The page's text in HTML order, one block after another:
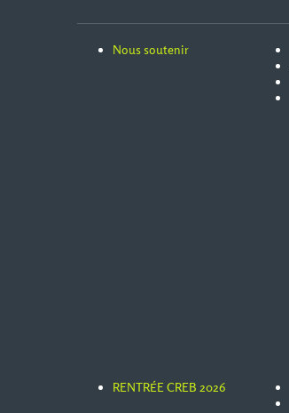
Nous soutenir
RENTRÉE CREB 2026